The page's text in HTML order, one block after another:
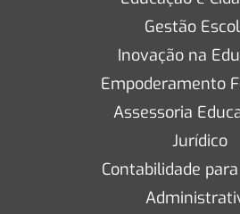
Gestão
Inovação na
Empoderamento
Assessoria
Jurídico
Contabilidade